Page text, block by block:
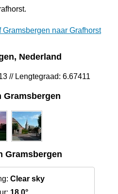
naar Grafhorst
Nederland
// Lengtegraad: 6.67411
Gramsbergen
Gramsbergen
Clear sky